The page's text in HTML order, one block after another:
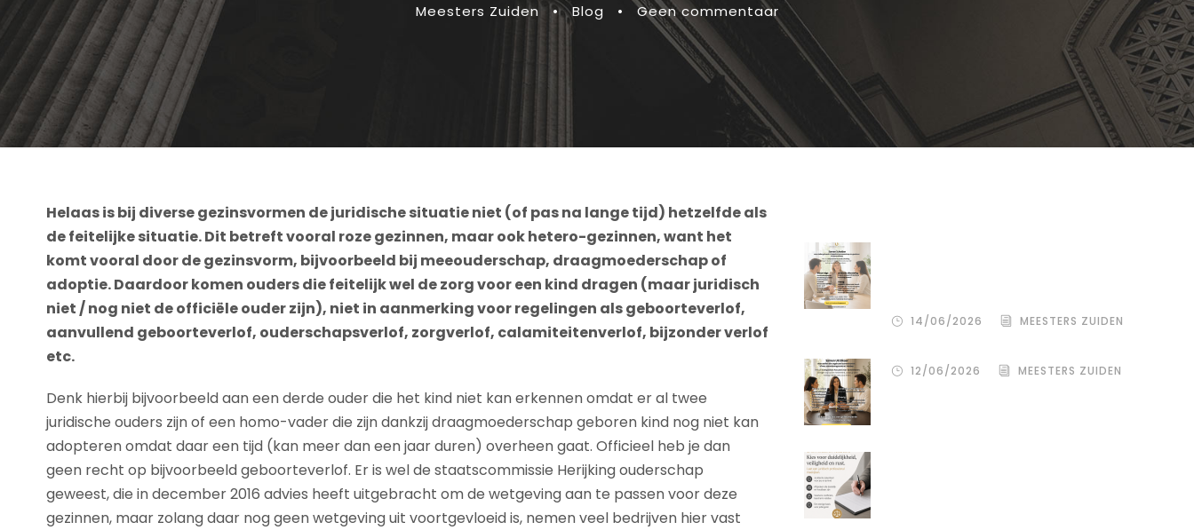
Meesters Zuiden • Blog • Geen commentaar
Helaas is bij diverse gezinsvormen de juridische situatie niet (of pas na lange tijd) hetzelfde als
de feitelijke situatie. Dit betreft vooral roze gezinnen, maar ook hetero-gezinnen, want het
komt vooral door de gezinsvorm, bijvoorbeeld bij meeouderschap, draagmoederschap of
adoptie. Daardoor komen ouders die feitelijk wel de zorg voor een kind dragen (maar juridisch
niet / nog niet de officiële ouder zijn), niet in aanmerking voor regelingen als geboorteverlof,
aanvullend geboorteverlof, ouderschapsverlof, zorgverlof, calamiteitenverlof, bijzonder verlof
etc.
Denk hierbij bijvoorbeeld aan een derde ouder die het kind niet kan erkennen omdat er al twee
juridische ouders zijn of een homo-vader die zijn dankzij draagmoederschap geboren kind nog niet kan
adopteren omdat daar een tijd (kan meer dan een jaar duren) overheen gaat. Officieel heb je dan
geen recht op bijvoorbeeld geboorteverlof. Er is wel de staatscommissie Herijking ouderschap
geweest, die in december 2016 advies heeft uitgebracht om de wetgeving aan te passen voor deze
gezinnen, maar zolang daar nog geen wetgeving uit voortgevloeid is, nemen veel bedrijven hier vast
14/06/2026 MEESTERS ZUIDEN
12/06/2026 MEESTERS ZUIDEN